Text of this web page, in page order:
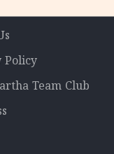
Policy
Team Club